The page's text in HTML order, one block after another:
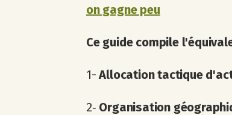
on gagne peu
Ce guide compile
1-Allocation tactique
2‐ Organisation